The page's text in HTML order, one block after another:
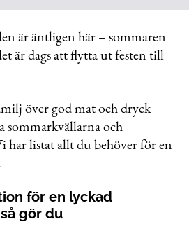
är äntligen här – sommaren
är dags att flytta ut festen till
över god mat och dryck
sommarkvällarna och
har listat allt du behöver för en
för en lyckad
gör du